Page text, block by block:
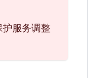
护服务调整